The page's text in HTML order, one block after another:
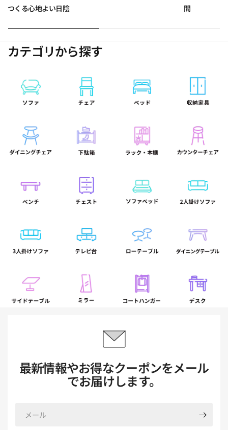
つくる心地よい日陰
間
カテゴリから探す
最新情報やお得なクーポンをメール
でお届けします。